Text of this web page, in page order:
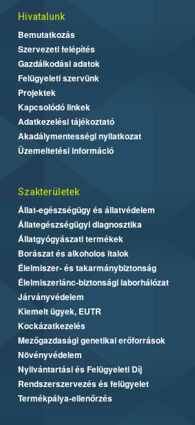
Hivatalunk
Bemutatkozás
Szervezeti felépítés
Gazdálkodási adatok
Felügyeleti szervünk
Projektek
Kapcsolódó linkek
Adatkezelési tájékoztató
Akadálymentességi nyilatkozat
Üzemeltetési információ
Szakterületek
Állat-egészségügy és állatvédelem
Állategészségügyi diagnosztika
Állatgyógyászati termékek
Borászat és alkoholos italok
Élelmiszer- és takarmánybiztonság
Élelmiszerlánc-biztonsági laborhálózat
Járványvédelem
Kiemelt ügyek, EUTR
Kockázatkezelés
Mezőgazdasági genetikai erőforrások
Növényvédelem
Nyilvántartási és Felügyeleti Díj
Rendszerszervezés és felügyelet
Termékpálya-ellenőrzés